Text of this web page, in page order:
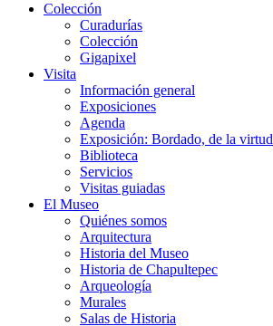
Colección
Curadurías
Colección
Gigapixel
Visita
Información general
Exposiciones
Agenda
Exposición: Bordado, de la virtud
Biblioteca
Servicios
Visitas guiadas
El Museo
Quiénes somos
Arquitectura
Historia del Museo
Historia de Chapultepec
Arqueología
Murales
Salas de Historia